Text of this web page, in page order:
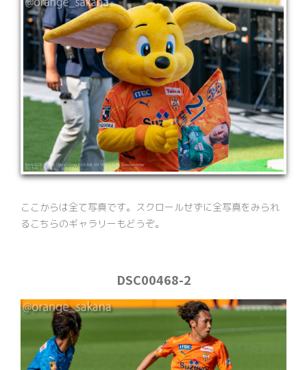
ここからは全て写真です。スクロールせずに全写真をみられ
るこちらのギャラリーもどうぞ。
DSC00468-2